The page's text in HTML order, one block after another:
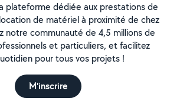
plateforme dédiée aux prestations de
de matériel à proximité de chez
notre communauté de 4,5 millions de
et particuliers, et facilitez
pour tous vos projets !
M'inscrire